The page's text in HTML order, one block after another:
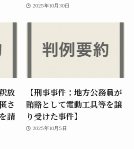
2025年10月30日
放
さ
請
【刑事事件：地方公務員が
賄賂として電動工具等を譲
り受けた事件】
2025年10月5日